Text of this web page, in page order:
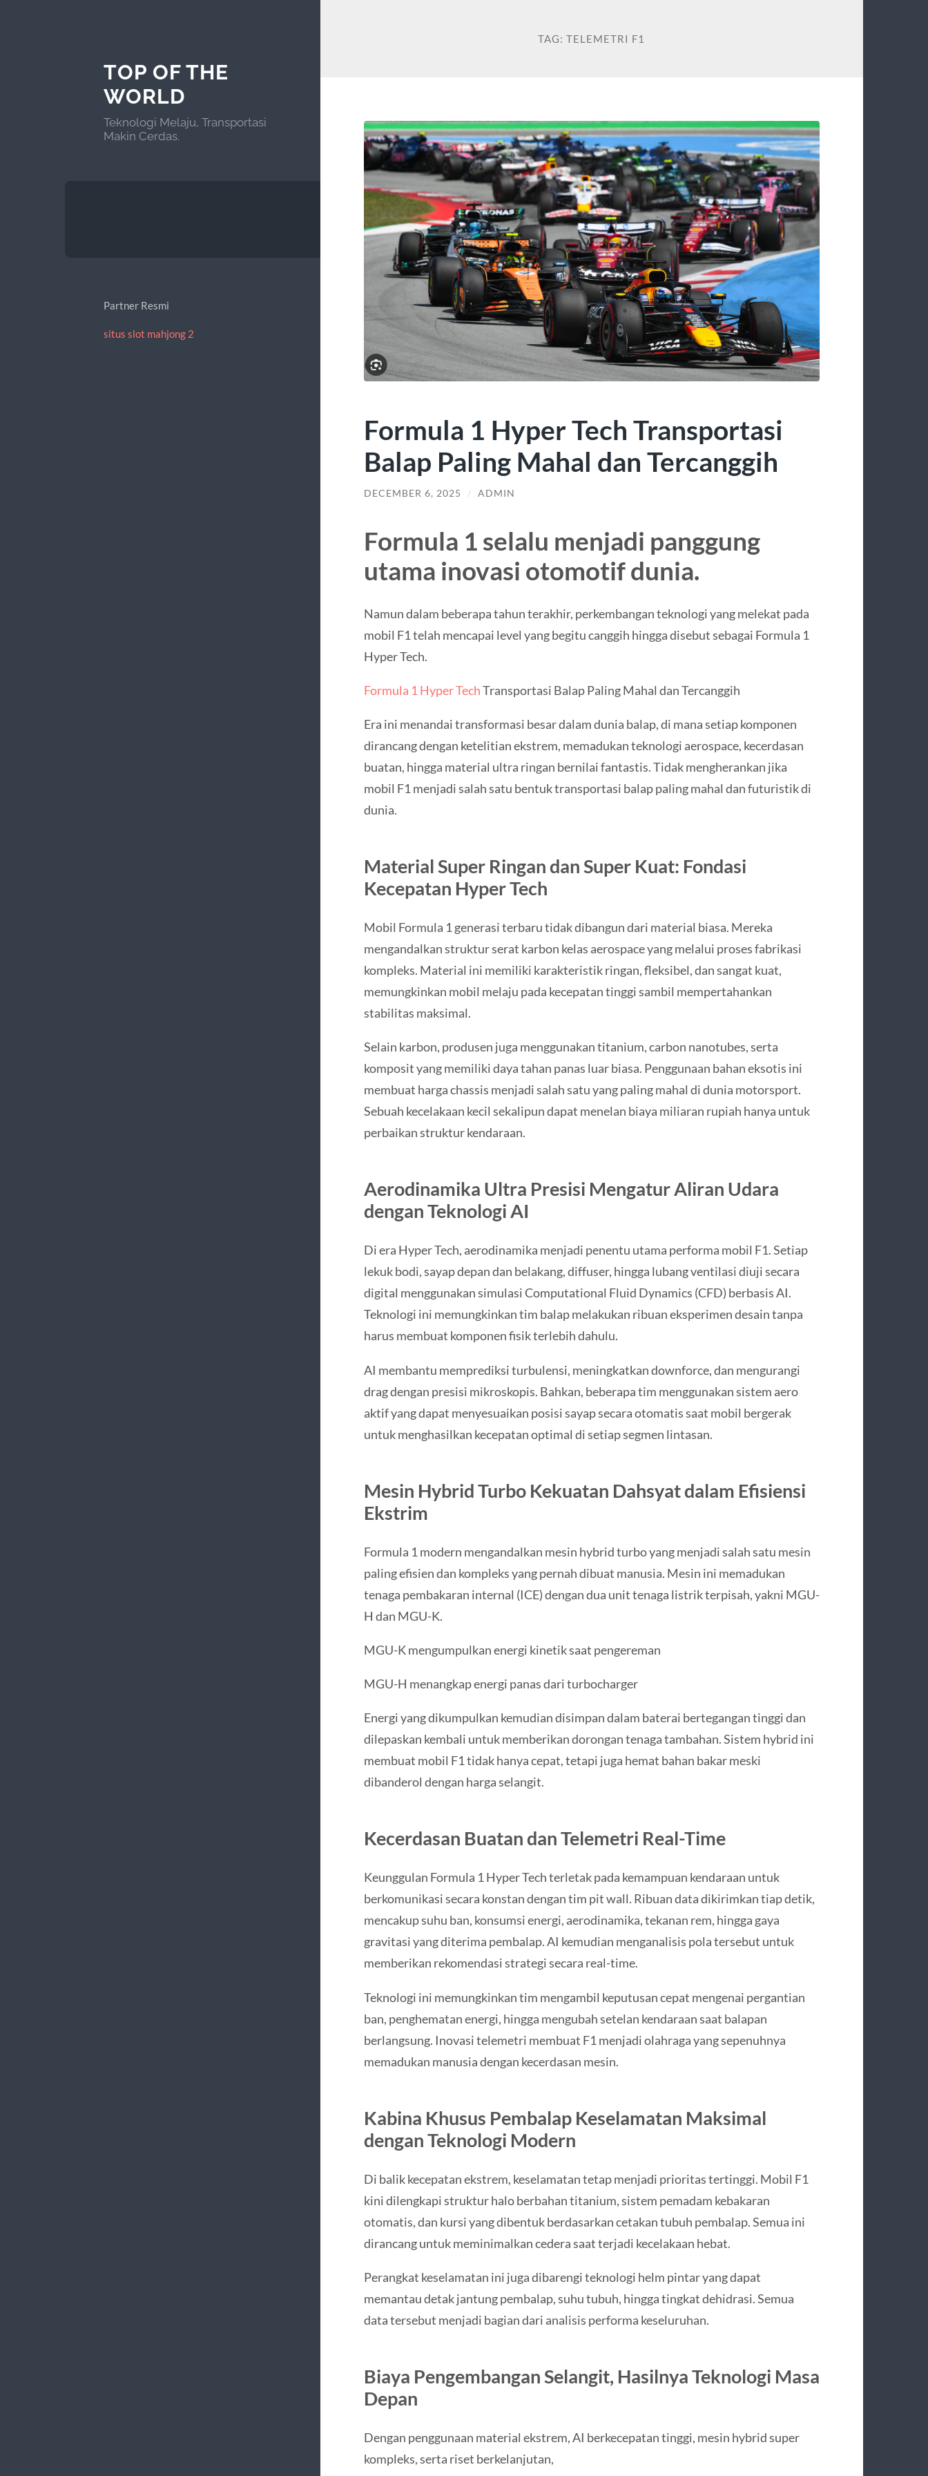
TOP OF THE
WORLD
Teknologi Melaju, Transportasi
Makin Cerdas.
Partner Resmi
situs slot mahjong 2
TAG:TELEMETRI F1
Formula 1 Hyper Tech Transportasi
Balap Paling Mahal dan Tercanggih
DECEMBER 6, 2025 / ADMIN
Formula 1 selalu menjadi panggung
utama inovasi otomotif dunia.
Namun dalam beberapa tahun terakhir, perkembangan teknologi yang melekat pada
mobil F1 telah mencapai level yang begitu canggih hingga disebut sebagai Formula 1
Hyper Tech.
Formula 1 Hyper TechTransportasi Balap Paling Mahal dan Tercanggih
Era ini menandai transformasi besar dalam dunia balap, di mana setiap komponen
dirancang dengan ketelitian ekstrem, memadukan teknologi aerospace, kecerdasan
buatan, hingga material ultra ringan bernilai fantastis. Tidak mengherankan jika
mobil F1 menjadi salah satu bentuk transportasi balap paling mahal dan futuristik di
dunia.
Material Super Ringan dan Super Kuat: Fondasi
Kecepatan Hyper Tech
Mobil Formula 1 generasi terbaru tidak dibangun dari material biasa. Mereka
mengandalkan struktur serat karbon kelas aerospace yang melalui proses fabrikasi
kompleks. Material ini memiliki karakteristik ringan, fleksibel, dan sangat kuat,
memungkinkan mobil melaju pada kecepatan tinggi sambil mempertahankan
stabilitas maksimal.
Selain karbon, produsen juga menggunakan titanium, carbon nanotubes, serta
komposit yang memiliki daya tahan panas luar biasa. Penggunaan bahan eksotis ini
membuat harga chassis menjadi salah satu yang paling mahal di dunia motorsport.
Sebuah kecelakaan kecil sekalipun dapat menelan biaya miliaran rupiah hanya untuk
perbaikan struktur kendaraan.
Aerodinamika Ultra Presisi Mengatur Aliran Udara
dengan Teknologi AI
Di era Hyper Tech, aerodinamika menjadi penentu utama performa mobil F1. Setiap
lekuk bodi, sayap depan dan belakang, diffuser, hingga lubang ventilasi diuji secara
digital menggunakan simulasi Computational Fluid Dynamics (CFD) berbasis AI.
Teknologi ini memungkinkan tim balap melakukan ribuan eksperimen desain tanpa
harus membuat komponen fisik terlebih dahulu.
AI membantu memprediksi turbulensi, meningkatkan downforce, dan mengurangi
drag dengan presisi mikroskopis. Bahkan, beberapa tim menggunakan sistem aero
aktif yang dapat menyesuaikan posisi sayap secara otomatis saat mobil bergerak
untuk menghasilkan kecepatan optimal di setiap segmen lintasan.
Mesin Hybrid Turbo Kekuatan Dahsyat dalam Efisiensi
Ekstrim
Formula 1 modern mengandalkan mesin hybrid turbo yang menjadi salah satu mesin
paling efisien dan kompleks yang pernah dibuat manusia. Mesin ini memadukan
tenaga pembakaran internal (ICE) dengan dua unit tenaga listrik terpisah, yakni MGU-
H dan MGU-K.
MGU-K mengumpulkan energi kinetik saat pengereman
MGU-H menangkap energi panas dari turbocharger
Energi yang dikumpulkan kemudian disimpan dalam baterai bertegangan tinggi dan
dilepaskan kembali untuk memberikan dorongan tenaga tambahan. Sistem hybrid ini
membuat mobil F1 tidak hanya cepat, tetapi juga hemat bahan bakar meski
dibanderol dengan harga selangit.
Kecerdasan Buatan dan Telemetri Real-Time
Keunggulan Formula 1 Hyper Tech terletak pada kemampuan kendaraan untuk
berkomunikasi secara konstan dengan tim pit wall. Ribuan data dikirimkan tiap detik,
mencakup suhu ban, konsumsi energi, aerodinamika, tekanan rem, hingga gaya
gravitasi yang diterima pembalap. AI kemudian menganalisis pola tersebut untuk
memberikan rekomendasi strategi secara real-time.
Teknologi ini memungkinkan tim mengambil keputusan cepat mengenai pergantian
ban, penghematan energi, hingga mengubah setelan kendaraan saat balapan
berlangsung. Inovasi telemetri membuat F1 menjadi olahraga yang sepenuhnya
memadukan manusia dengan kecerdasan mesin.
Kabina Khusus Pembalap Keselamatan Maksimal
dengan Teknologi Modern
Di balik kecepatan ekstrem, keselamatan tetap menjadi prioritas tertinggi. Mobil F1
kini dilengkapi struktur halo berbahan titanium, sistem pemadam kebakaran
otomatis, dan kursi yang dibentuk berdasarkan cetakan tubuh pembalap. Semua ini
dirancang untuk meminimalkan cedera saat terjadi kecelakaan hebat.
Perangkat keselamatan ini juga dibarengi teknologi helm pintar yang dapat
memantau detak jantung pembalap, suhu tubuh, hingga tingkat dehidrasi. Semua
data tersebut menjadi bagian dari analisis performa keseluruhan.
Biaya Pengembangan Selangit, Hasilnya Teknologi Masa
Depan
Dengan penggunaan material ekstrem, AI berkecepatan tinggi, mesin hybrid super
kompleks, serta riset berkelanjutan,